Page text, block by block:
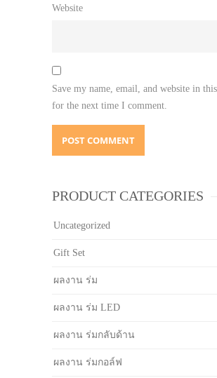
Website
Save my name, email, and website in
for the next time I comment.
PRODUCT CATEGORIES
Uncategorized
Gift Set
ผลงาน ร่ม
ผลงาน ร่ม LED
ผลงาน ร่มกลับด้าน
ผลงาน ร่มกอล์ฟ